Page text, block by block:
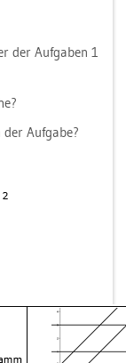
der Auf­ga­ben 1
Auf­ga­be?